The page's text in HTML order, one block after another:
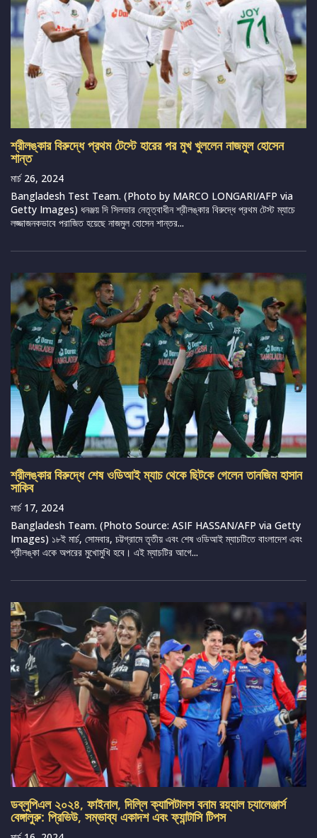
শ্রীলঙ্কার বিরুদ্ধে প্রথম টেস্টে হারের পর মুখ খুললেন নাজমুল হোসেন
শান্ত
মার্চ 26, 2024
Bangladesh Test Team. (Photo by MARCO LONGARI/AFP via
Getty Images) ধনঞ্জয় দি সিলভার নেতৃত্বাধীন শ্রীলঙ্কার বিরুদ্ধে প্রথম টেস্ট ম্যাচে
লজ্জাজনকভাবে পরাজিত হয়েছে নাজমুল হোসেন শান্তর...
শ্রীলঙ্কার বিরুদ্ধে শেষ ওডিআই ম্যাচ থেকে ছিটকে গেলেন তানজিম হাসান
সাকিব
মার্চ 17, 2024
Bangladesh Team. (Photo Source: ASIF HASSAN/AFP via Getty
Images) ১৮ই মার্চ, সোমবার, চট্টগ্রামে তৃতীয় এবং শেষ ওডিআই ম্যাচটিতে বাংলাদেশ এবং
শ্রীলঙ্কা একে অপরের মুখোমুখি হবে। এই ম্যাচটির আগে...
ডব্লুপিএল ২০২৪, ফাইনাল, দিল্লি ক্যাপিটালস বনাম রয়্যাল চ্যালেঞ্জার্স
বেঙ্গালুরু: প্রিভিউ, সম্ভাব্য একাদশ এবং ফ্যান্টাসি টিপস